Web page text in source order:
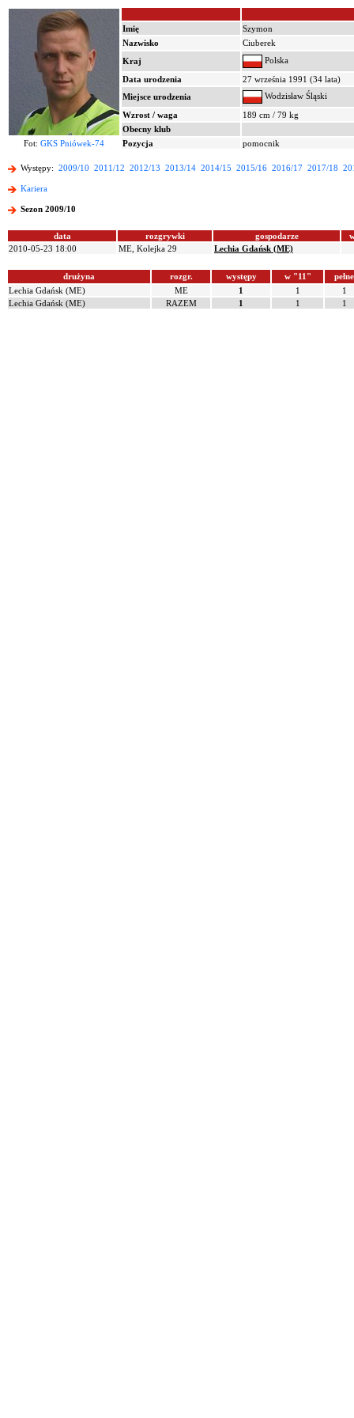
Imię
Szymon
Nazwisko
Ciuberek
Kraj
Polska
Data urodzenia
27 września 1991 (34 lata)
Miejsce urodzenia
Wodzisław Śląski
Wzrost / waga
189 cm / 79 kg
Obecny klub
Fot: GKS Pniówek-74 Pozycja pomocnik
Występy: 2009/10 2011/12 2012/13 2013/14 2014/15 2015/16 2016/17 2017/18
Kariera
Sezon 2009/10
data rozgrywki gospodarze
2010-05-23 18:00
ME, Kolejka 29 Lechia Gdańsk (ME)
drużyna rozgr. występy w "11"
pełne
Lechia Gdańsk (ME)
ME 1 1
1
Lechia Gdańsk (ME)
RAZEM 1 1 1